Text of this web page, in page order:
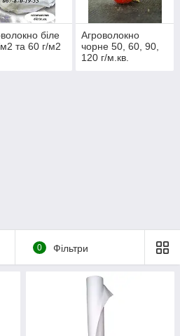
біле
та 60 г/м2
Агроволокно
чорне 50, 60, 90,
120 г/м.кв.
0 Фільтри